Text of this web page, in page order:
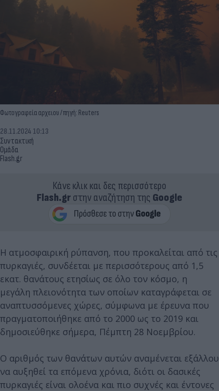
Φωτογραφεία αρχειου / πηγή: Reuters
Συντακτική
Ομάδα
Flash.gr
28.11.2024 10:13
Κάνε κλικ και δες περισσότερο
Flash.grστην αναζήτηση της Google
Η ατμοσφαιρική ρύπανση, που προκαλείται από τις
πυρκαγιές, συνδέεται με περισσότερους από 1,5
εκατ. θανάτους ετησίως σε όλο τον κόσμο, η
μεγάλη πλειονότητα των οποίων καταγράφεται σε
αναπτυσσόμενες χώρες, σύμφωνα με έρευνα που
πραγματοποιήθηκε από το 2000 ως το 2019 και
δημοσιεύθηκε σήμερα, Πέμπτη 28 Νοεμβρίου.
Ο αριθμός των θανάτων αυτών αναμένεται εξάλλου
να αυξηθεί τα επόμενα χρόνια, διότι οι δασικές
πυρκαγιές είναι ολοένα και πιο συχνές και έντονες